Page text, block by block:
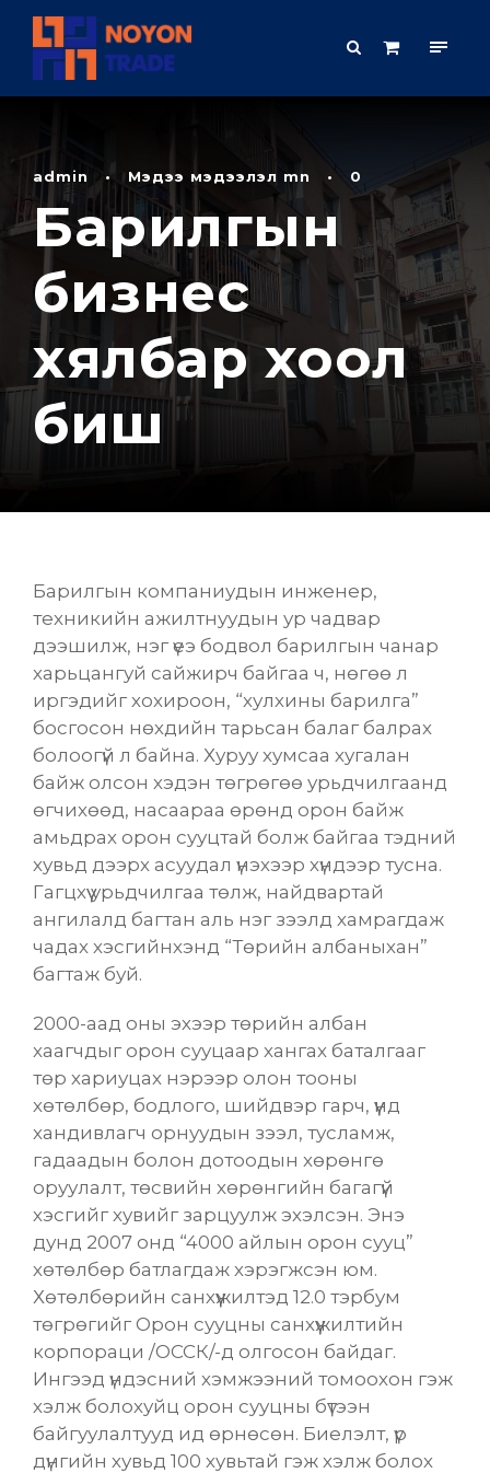
admin • Мэдээ мэдээлэл mn • 0
​Барилгын
бизнес
хялбар хоол
биш
Барилгын компаниудын инженер,
техникийн ажилтнуудын ур чадвар
дээшилж, нэг үеэ бодвол барилгын чанар
харьцангуй сайжирч байгаа ч, нөгөө л
иргэдийг хохироон, “хулхины барилга”
босгосон нөхдийн тарьсан балаг балрах
болоогүй л байна. Хуруу хумсаа хугалан
байж олсон хэдэн төгрөгөө урьдчилгаанд
өгчихөөд, насаараа өрөнд орон байж
амьдрах орон сууцтай болж байгаа тэдний
хувьд дээрх асуудал үнэхээр хүндээр тусна.
Гагцхүү урьдчилгаа төлж, найдвартай
ангилалд багтан аль нэг зээлд хамрагдаж
чадах хэсгийнхэнд “Төрийн албаныхан”
багтаж буй.
2000-аад оны эхээр төрийн албан
хаагчдыг орон сууцаар хангах баталгааг
төр хариуцах нэрээр олон тооны
хөтөлбөр, бодлого, шийдвэр гарч, үүнд
хандивлагч орнуудын зээл, тусламж,
гадаадын болон дотоодын хөрөнгө
оруулалт, төсвийн хөрөнгийн багагүй
хэсгийг хувийг зарцуулж эхэлсэн. Энэ
дунд 2007 онд “4000 айлын орон сууц”
хөтөлбөр батлагдаж хэрэгжсэн юм.
Хөтөлбөрийн санхүүжилтэд 12.0 тэрбум
төгрөгийг Орон сууцны санхүүжилтийн
корпораци /ОССК/-д олгосон байдаг.
Ингээд үндэсний хэмжээний томоохон гэж
хэлж болохуйц орон сууцны бүтээн
байгуулалтууд ид өрнөсөн. Биелэлт, үр
дүнгийн хувьд 100 хувьтай гэж хэлж болох